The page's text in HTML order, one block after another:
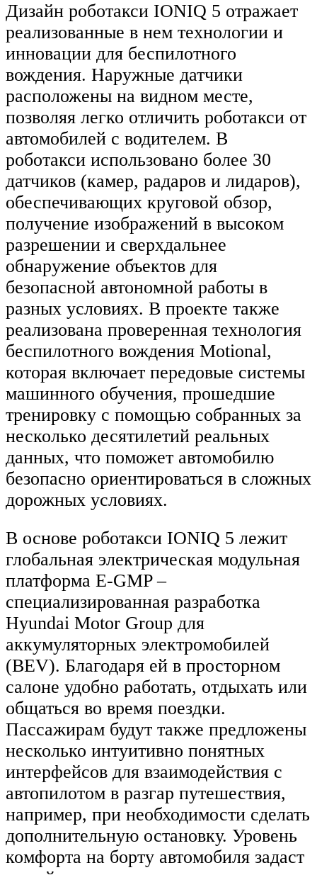
Дизайн роботакси IONIQ 5 отражает
реализованные в нем технологии и
инновации для беспилотного
вождения. Наружные датчики
расположены на видном месте,
позволяя легко отличить роботакси от
автомобилей с водителем. В
роботакси использовано более 30
датчиков (камер, радаров и лидаров),
обеспечивающих круговой обзор,
получение изображений в высоком
разрешении и сверхдальнее
обнаружение объектов для
безопасной автономной работы в
разных условиях. В проекте также
реализована проверенная технология
беспилотного вождения Motional,
которая включает передовые системы
машинного обучения, прошедшие
тренировку с помощью собранных за
несколько десятилетий реальных
данных, что поможет автомобилю
безопасно ориентироваться в сложных
дорожных условиях.
В основе роботакси IONIQ 5 лежит
глобальная электрическая модульная
платформа E-GMP –
специализированная разработка
Hyundai Motor Group для
аккумуляторных электромобилей
(BEV). Благодаря ей в просторном
салоне удобно работать, отдыхать или
общаться во время поездки.
Пассажирам будут также предложены
несколько интуитивно понятных
интерфейсов для взаимодействия с
автопилотом в разгар путешествия,
например, при необходимости сделать
дополнительную остановку. Уровень
комфорта на борту автомобиля задаст